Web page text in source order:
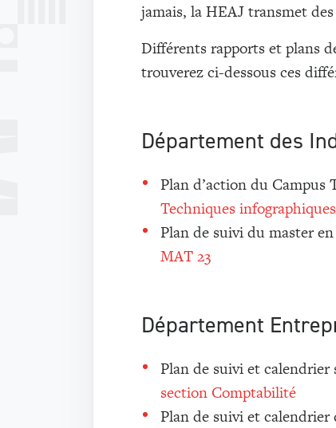
jamais, la HEAJ transmet
Différents rapports et plans
trouverez ci-dessous ces
Département des
Plan d’action du Campus
Techniques infographiques
Plan de suivi du master
MAT 23
Département
Plan de suivi et
section Comptabilité
Plan de suivi et calendrier